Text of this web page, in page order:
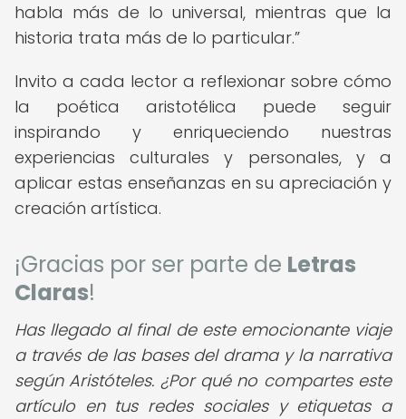
habla más de lo universal, mientras que la
historia trata más de lo particular.
Invito a cada lector a reflexionar sobre cómo
la poética aristotélica puede seguir
inspirando y enriqueciendo nuestras
experiencias culturales y personales, y a
aplicar estas enseñanzas en su apreciación y
creación artística.
¡Gracias por ser parte de Letras
Claras!
Has llegado al final de este emocionante viaje
a través de las bases del drama y la narrativa
según Aristóteles. ¿Por qué no compartes este
artículo en tus redes sociales y etiquetas a